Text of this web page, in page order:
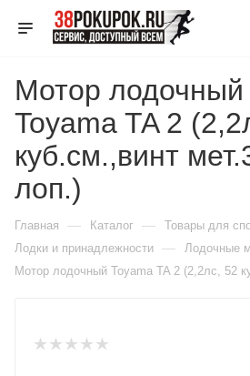
Мотор лодочный
Toyama TA 2
куб.см.,винт
лоп.)
Главная — Каталог — Товары для
Лодки и принадлежности — Лодочные
Мотор лодочный Toyama TA 2 (2,2лс, 52